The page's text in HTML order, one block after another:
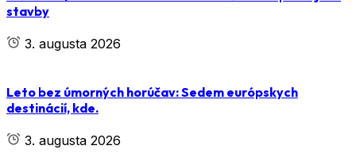
stavby
3. augusta 2026
Leto bez úmorných horúčav: Sedem európskych
destinácií, kde.
3. augusta 2026